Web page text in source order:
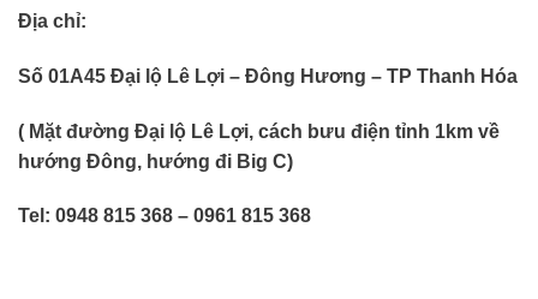
Địa chỉ:
Số 01A45 Đại lộ Lê Lợi – Đông Hương – TP Thanh Hóa
( Mặt đường Đại lộ Lê Lợi, cách bưu điện tỉnh 1km về
hướng Đông, hướng đi Big C)
Tel: 0948 815 368 – 0961 815 368